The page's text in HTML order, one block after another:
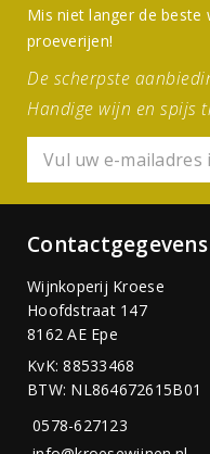
Mis niet langer de beste
proeverijen!
De scherpste
Handige wijn en spijs
Contactgegevens
Wijnkoperij Kroese
Hoofdstraat 147
8162 AE Epe
KvK: 88533468
BTW: NL864672615B01
0578-627123